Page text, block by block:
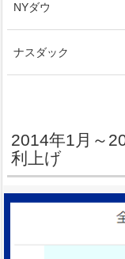
NYダウ
ナスダック
2014年1月～
利上げ